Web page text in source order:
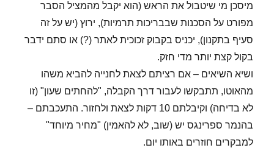
מיסכן מי שיטבול את הראש (הוא יקבל מהמציל הסבר
מפורט על הסכנות שבבריכות תרמיות), ירוץ (יש על זה
סעיף בתקנון), יכניס בקבוק זכוכית לאתר (?) או סתם ידבר
בקול קצת יותר מדי חזק.
ושיא השיאים – אם רציתם לצאת לחנייה להביא משהו
מהאוטו, תתבקשו לעבור דרך הקבלה, "להחתים שעון" (זו
לא בדיחה) וקיבלתם 10 דקות לצאת ולחזור. התעכבתם –
בהנמר ספרינגס יש (שוב, לא להאמין) "מחיר מיוחד"
למבקרים חוזרים באותו יום.